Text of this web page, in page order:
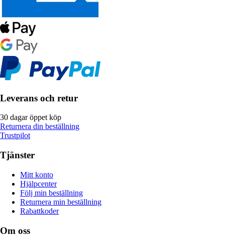
Leverans och retur
30 dagar öppet köp
Returnera din beställning
Trustpilot
Tjänster
Mitt konto
Hjälpcenter
Följ min beställning
Returnera min beställning
Rabattkoder
Om oss